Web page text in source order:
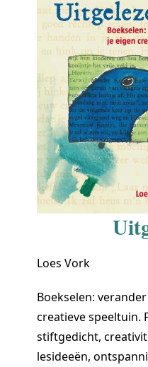
Loes Vork
Boekselen:
creatieve speeltuin.
stiftgedicht,
lesideeën,